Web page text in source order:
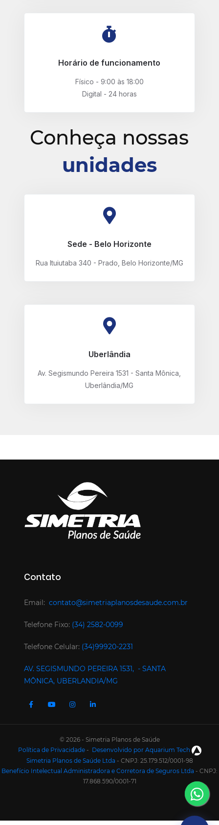
Horário de funcionamento
Físico - 9:00 às 18:00
Digital - 24 horas
Conheça nossas
unidades
Sede - Belo Horizonte
Rua Ituiutaba 340 - Prado, Belo Horizonte/MG
Uberlândia
Av. Segismundo Pereira 1531 - Santa Mônica,
Uberlândia/MG
Contato
Email: contato@simetriaplanosdesaude.com.br
Telefone Fixo: (34) 2582-0099
Telefone Celular: (34)99920-2231
AV. SEGISMUNDO PEREIRA 1531, - SANTA
MÔNICA, UBERLANDIA/MG
© 2026 - Simetria Planos de Saúde
Política de Privacidade- Desenvolvido por Aquarium Tech
Simetria Planos de Saúde Ltda - CNPJ: 25.179.512/0001-98
Benefício Intelectual Administradora e Corretora de Seguros Ltda - CNPJ:
17.868.590/0001-71